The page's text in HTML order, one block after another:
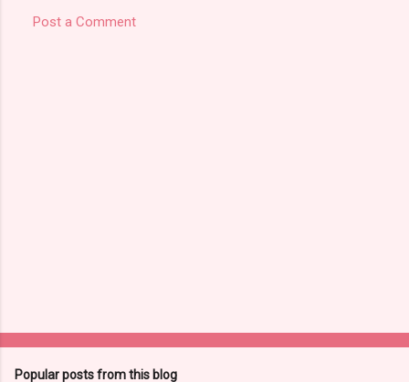
Post a Comment
Popular posts from this blog